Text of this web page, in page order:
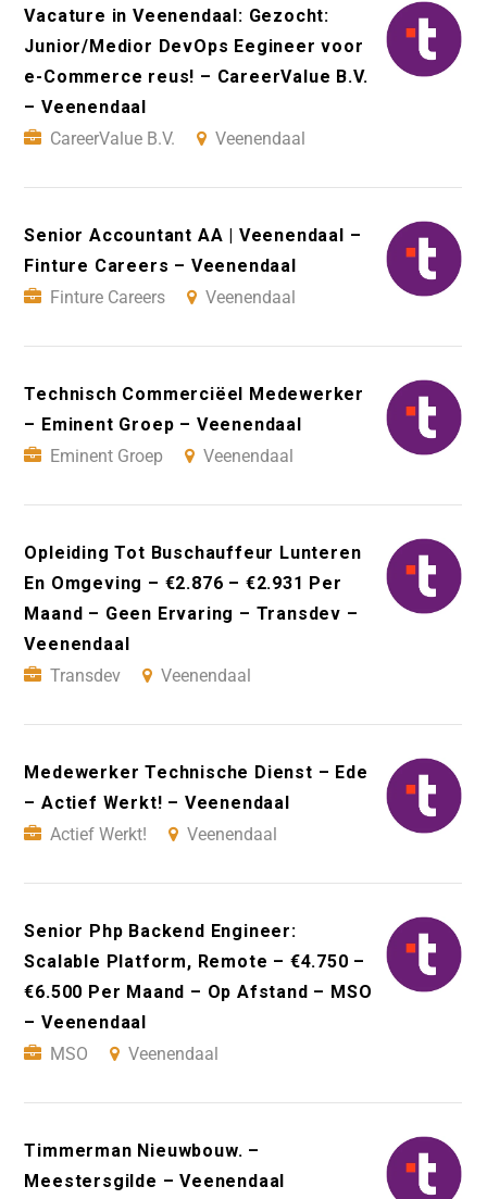
Vacature in Veenendaal: Gezocht:
Junior/Medior DevOps Eegineer voor
e-Commerce reus! – CareerValue B.V.
– Veenendaal
CareerValue B.V.
Veenendaal
Senior Accountant AA | Veenendaal –
Finture Careers – Veenendaal
Finture Careers
Veenendaal
Technisch Commerciëel Medewerker
– Eminent Groep – Veenendaal
Eminent Groep
Veenendaal
Opleiding Tot Buschauffeur Lunteren
En Omgeving – €2.876 – €2.931 Per
Maand – Geen Ervaring – Transdev –
Veenendaal
Transdev
Veenendaal
Medewerker Technische Dienst – Ede
– Actief Werkt! – Veenendaal
Actief Werkt!
Veenendaal
Senior Php Backend Engineer:
Scalable Platform, Remote – €4.750 –
€6.500 Per Maand – Op Afstand – MSO
– Veenendaal
MSO
Veenendaal
Timmerman Nieuwbouw. –
Meestersgilde – Veenendaal